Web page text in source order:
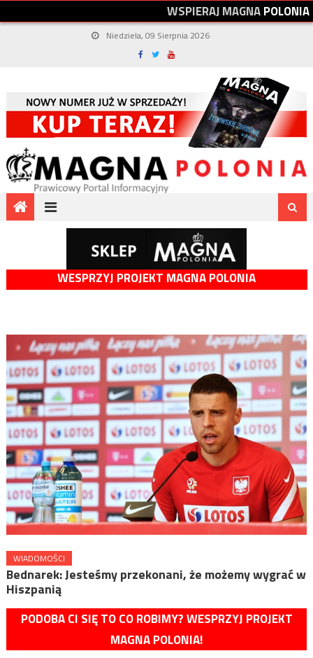
WSPIERAJMAGNAPOLONIA
Niedziela, 09 Sierpnia 2026
WESPRZYJ PROJEKT MAGNA POLONIA
WIADOMOŚCI
Bednarek: Jesteśmy przekonani, że możemy wygrać w
Hiszpanią
PODOBA CI SIĘ TO CO ROBIMY? WESPRZYJ PROJEKT
MAGNA POLONIA!